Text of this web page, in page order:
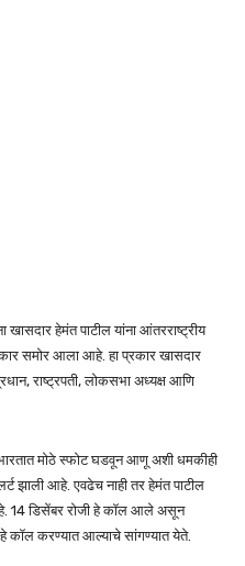
हेमंत पाटील यांना आंतरराष्ट्रीय
समोर आला आहे. हा प्रकार खासदार
राष्ट्रपती, लोकसभा अध्यक्ष आणि
मोठे स्फोट घडवून आणू अशी धमकीही
झाली आहे. एवढेच नाही तर हेमंत पाटील
आहे. 14 डिसेंबर रोजी हे कॉल आले असून
हे कॉल करण्यात आल्याचे सांगण्यात येते.